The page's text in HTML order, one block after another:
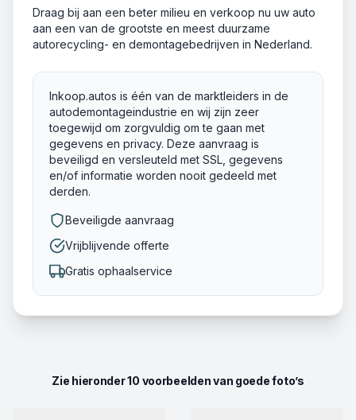
Draag bij aan een beter milieu en verkoop nu uw auto
aan een van de grootste en meest duurzame
autorecycling- en demontagebedrijven in Nederland.
Inkoop.autos is één van de marktleiders in de
autodemontageindustrie en wij zijn zeer
toegewijd om zorgvuldig om te gaan met
gegevens en privacy. Deze aanvraag is
beveiligd en versleuteld met SSL, gegevens
en/of informatie worden nooit gedeeld met
derden.
Beveiligde aanvraag
Vrijblijvende offerte
Gratis ophaalservice
Zie hieronder 10 voorbeelden van goede foto’s